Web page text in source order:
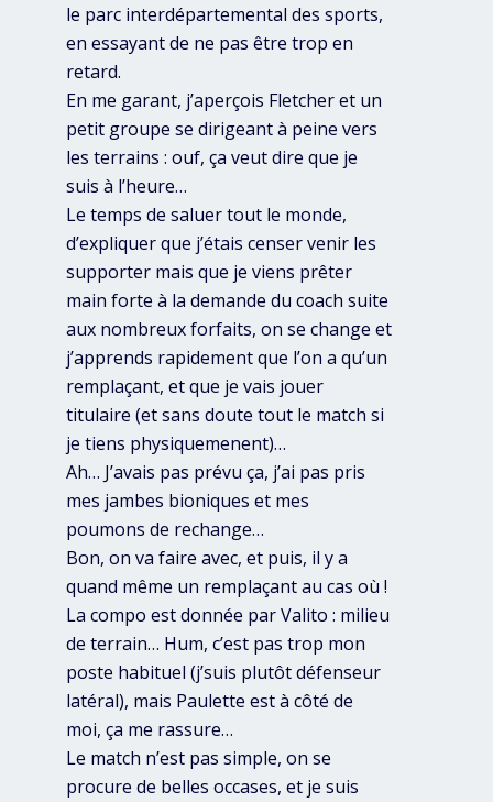
le parc interdépartemental des sports,
en essayant de ne pas être trop en
retard.
En me garant, j’aperçois Fletcher et un
petit groupe se dirigeant à peine vers
les terrains : ouf, ça veut dire que je
suis à l’heure…
Le temps de saluer tout le monde,
d’expliquer que j’étais censer venir les
supporter mais que je viens prêter
main forte à la demande du coach suite
aux nombreux forfaits, on se change et
j’apprends rapidement que l’on a qu’un
remplaçant, et que je vais jouer
titulaire (et sans doute tout le match si
je tiens physiquemenent)…
Ah… J’avais pas prévu ça, j’ai pas pris
mes jambes bioniques et mes
poumons de rechange…
Bon, on va faire avec, et puis, il y a
quand même un remplaçant au cas où !
La compo est donnée par Valito : milieu
de terrain… Hum, c’est pas trop mon
poste habituel (j’suis plutôt défenseur
latéral), mais Paulette est à côté de
moi, ça me rassure…
Le match n’est pas simple, on se
procure de belles occases, et je suis